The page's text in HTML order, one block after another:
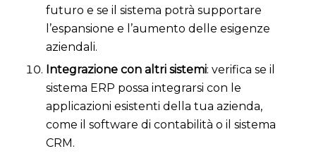
futuro e se il sistema potrà supportare
l’espansione e l’aumento delle esigenze
aziendali.
Integrazione con altri sistemi: verifica se il
sistema ERP possa integrarsi con le
applicazioni esistenti della tua azienda,
come il software di contabilità o il sistema
CRM.